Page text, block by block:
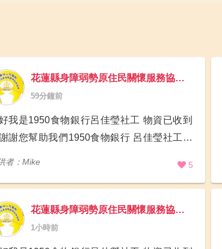
花蓮縣身障弱勢原住民關懷服務協會(1950食物銀行)
59分鐘前
我是1950食物銀行呂佳瑩社工 物資已收到
謝您幫助我們1950食物銀行 呂佳瑩社工代
者：Mike 5
花蓮縣身障弱勢原住民關懷服務協會(1950食物銀行)
1小時前